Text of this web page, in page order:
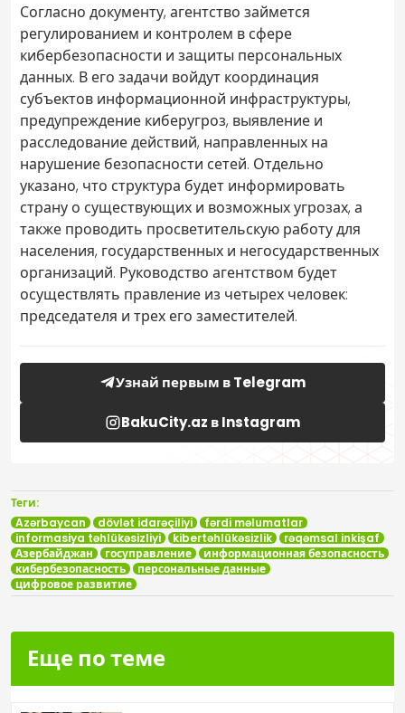
Согласно документу, агентство займется
регулированием и контролем в сфере
кибербезопасности и защиты персональных
данных. В его задачи войдут координация
субъектов информационной инфраструктуры,
предупреждение киберугроз, выявление и
расследование действий, направленных на
нарушение безопасности сетей. Отдельно
указано, что структура будет информировать
страну о существующих и возможных угрозах, а
также проводить просветительскую работу для
населения, государственных и негосударственных
организаций. Руководство агентством будет
осуществлять правление из четырех человек:
председателя и трех его заместителей.
Узнай первым в Telegram
BakuCity.az в Instagram
Теги:
Azərbaycan
dövlət idarəçiliyi
fərdi məlumatlar
informasiya təhlükəsizliyi
kibertəhlükəsizlik
rəqəmsal inkişaf
Азербайджан
госуправление
информационная безопасность
кибербезопасность
персональные данные
цифровое развитие
Еще по теме